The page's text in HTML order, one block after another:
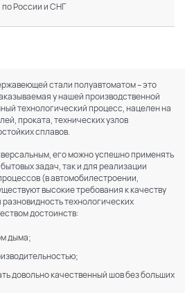
по России и СНГ
стали полуавтоматом – это
у нашей производственной
технологический процесс, нацелен на
проката, технических узлов
сплавов.
его можно успешно применять
задач, так и для реализации
(в автомобилестроении,
высокие требования к качеству
технологических
достоинств:
дыма;
довольно качественный шов без больших